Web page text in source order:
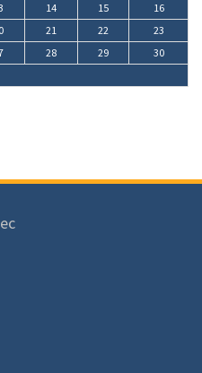
14 15
16
21 22
23
28 29
30